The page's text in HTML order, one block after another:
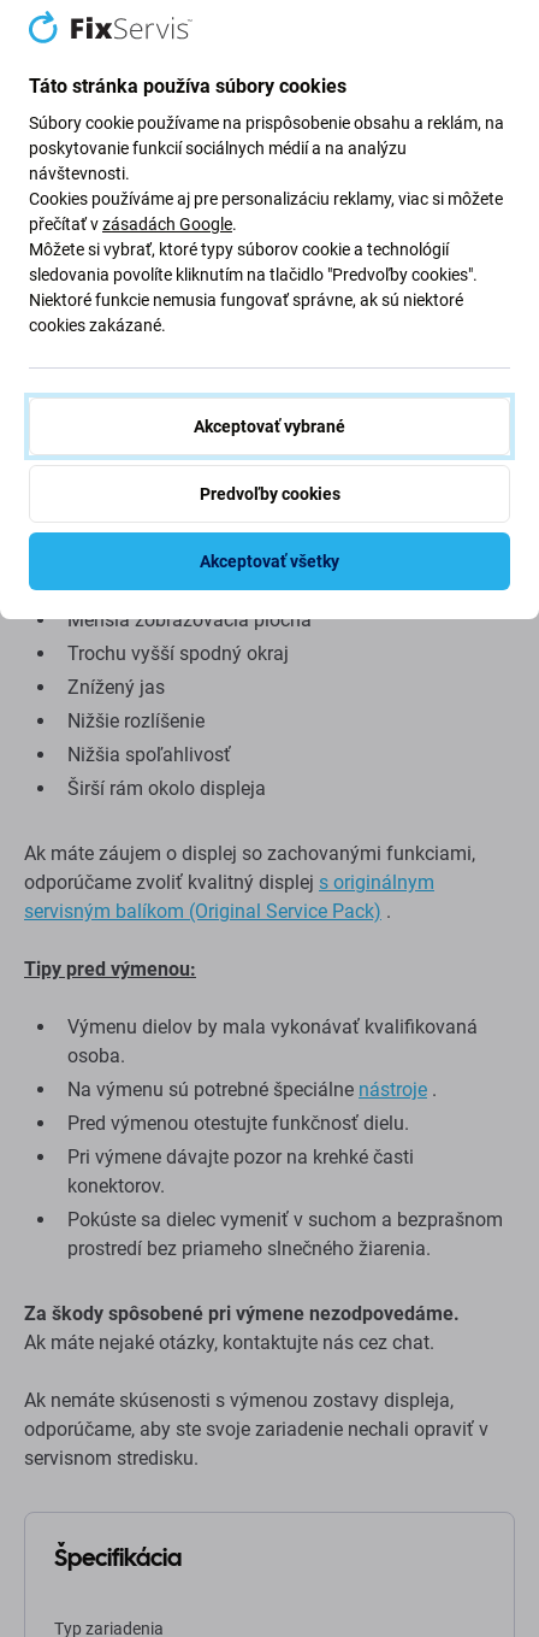
pôvodným displejom výrobcu.
Výhody:
Senzor priblíženia a osvetlenie
Lepšie pozorovacie uhly ako s TFT displejom po
predaji
Lepší jas a kontrast ako s TFT displejom po predaji
Podporuje Always On display*
*To platí len v prípade, že váš pôvodný displej, ktorý bol
na zariadení z výroby, používa technológiu OLED.
Menšia zobrazovacia plocha
Trochu vyšší spodný okraj
Znížený jas
Nižšie rozlíšenie
Nižšia spoľahlivosť
Širší rám okolo displeja
Ak máte záujem o displej so zachovanými funkciami,
odporúčame zvoliť kvalitný displej s originálnym
servisným balíkom (Original Service Pack) .
Tipy pred výmenou:
Výmenu dielov by mala vykonávať kvalifikovaná
osoba.
Na výmenu sú potrebné špeciálne nástroje .
Pred výmenou otestujte funkčnosť dielu.
Pri výmene dávajte pozor na krehké časti
konektorov.
Pokúste sa dielec vymeniť v suchom a bezprašnom
prostredí bez priameho slnečného žiarenia.
Za škody spôsobené pri výmene nezodpovedáme.
Ak máte nejaké otázky, kontaktujte nás cez chat.
Ak nemáte skúsenosti s výmenou zostavy displeja,
odporúčame, aby ste svoje zariadenie nechali opraviť v
servisnom stredisku.
Špecifikácia
Typ zariadenia
Táto stránka používa súbory cookies
Súbory cookie používame na prispôsobenie obsahu a reklám, na
poskytovanie funkcií sociálnych médií a na analýzu
návštevnosti.
Cookies používáme aj pre personalizáciu reklamy, viac si môžete
přečítať vzásadách Google.
Môžete si vybrať, ktoré typy súborov cookie a technológií
sledovania povolíte kliknutím na tlačidlo "Predvoľby cookies".
Niektoré funkcie nemusia fungovať správne, ak sú niektoré
cookies zakázané.
Akceptovať vybrané
Predvoľby cookies
Akceptovať všetky